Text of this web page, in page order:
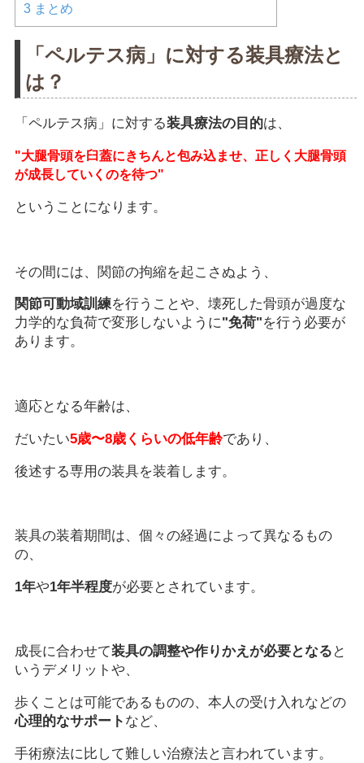
3まとめ
「ペルテス病」に対する装具療法と
は？
「ペルテス病」に対する装具療法の目的は、
"大腿骨頭を臼蓋にきちんと包み込ませ、正しく大腿骨頭
が成長していくのを待つ"
ということになります。
その間には、関節の拘縮を起こさぬよう、
関節可動域訓練を行うことや、壊死した骨頭が過度な
力学的な負荷で変形しないように"免荷"を行う必要が
あります。
適応となる年齢は、
だいたい5歳〜8歳くらいの低年齢であり、
後述する専用の装具を装着します。
装具の装着期間は、個々の経過によって異なるもの
の、
1年や1年半程度が必要とされています。
成長に合わせて装具の調整や作りかえが必要となる と
いうデメリットや、
歩くことは可能であるものの、本人の受け入れなどの
心理的なサポート など、
手術療法に比して難しい治療法と言われています。